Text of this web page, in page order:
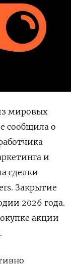
мировых
сообщила о
и
сделки
Закрытие
2026 года.
акции